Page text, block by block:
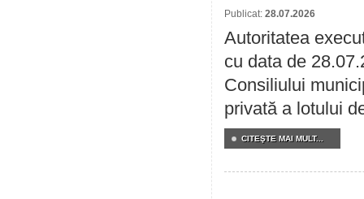
Publicat: 28.07.2026
Autoritatea
cu data de
Consiliului
privată a lotului
CITEŞTE MAI MULT...